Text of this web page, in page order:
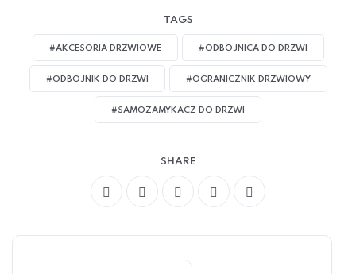
TAGS
#AKCESORIA DRZWIOWE #ODBOJNICA DO DRZWI
#ODBOJNIK DO DRZWI #OGRANICZNIK DRZWIOWY
#SAMOZAMYKACZ DO DRZWI
SHARE